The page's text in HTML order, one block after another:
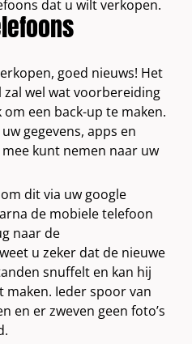
dat u wilt verkopen.
goed nieuws! Het
wel wat voorbereiding
een back-up te maken.
gegevens, apps en
kunt nemen naar uw
dit via uw google
de mobiele telefoon
naar de
u zeker dat de nieuwe
snuffelt en kan hij
maken. Ieder spoor van
en er zweven geen foto’s